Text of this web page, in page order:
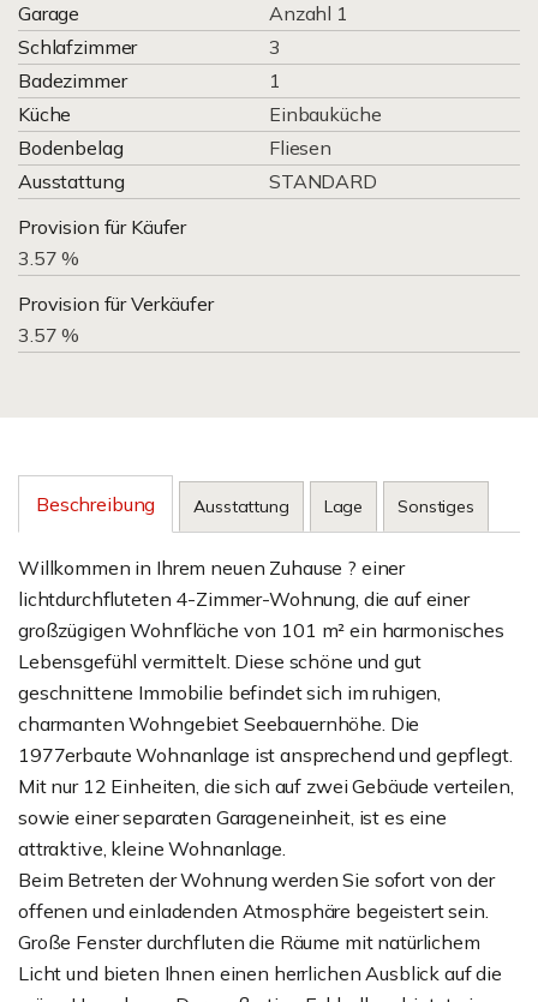
Garage
Anzahl 1
Schlafzimmer
3
Badezimmer
1
Küche
Einbauküche
Bodenbelag
Fliesen
Ausstattung
STANDARD
Provision für Käufer
3.57 %
Provision für Verkäufer
3.57 %
Beschreibung Ausstattung Lage Sonstiges
Willkommen in Ihrem neuen Zuhause ? einer
lichtdurchfluteten 4-Zimmer-Wohnung, die auf einer
großzügigen Wohnfläche von 101 m² ein harmonisches
Lebensgefühl vermittelt. Diese schöne und gut
geschnittene Immobilie befindet sich im ruhigen,
charmanten Wohngebiet Seebauernhöhe. Die
1977erbaute Wohnanlage ist ansprechend und gepflegt.
Mit nur 12 Einheiten, die sich auf zwei Gebäude verteilen,
sowie einer separaten Garageneinheit, ist es eine
attraktive, kleine Wohnanlage.
Beim Betreten der Wohnung werden Sie sofort von der
offenen und einladenden Atmosphäre begeistert sein.
Große Fenster durchfluten die Räume mit natürlichem
Licht und bieten Ihnen einen herrlichen Ausblick auf die